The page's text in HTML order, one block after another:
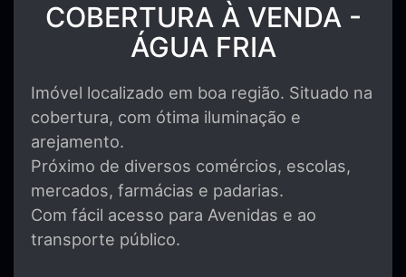
COBERTURA À VENDA -
ÁGUA FRIA
Imóvel localizado em boa região. Situado na
cobertura, com ótima iluminação e
arejamento.
Próximo de diversos comércios, escolas,
mercados, farmácias e padarias.
Com fácil acesso para Avenidas e ao
transporte público.